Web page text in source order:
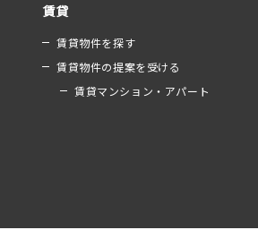
賃貸
賃貸物件を探す
賃貸物件の提案を受ける
賃貸マンション・アパート